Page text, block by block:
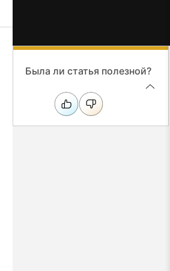
Была ли статья полезной?